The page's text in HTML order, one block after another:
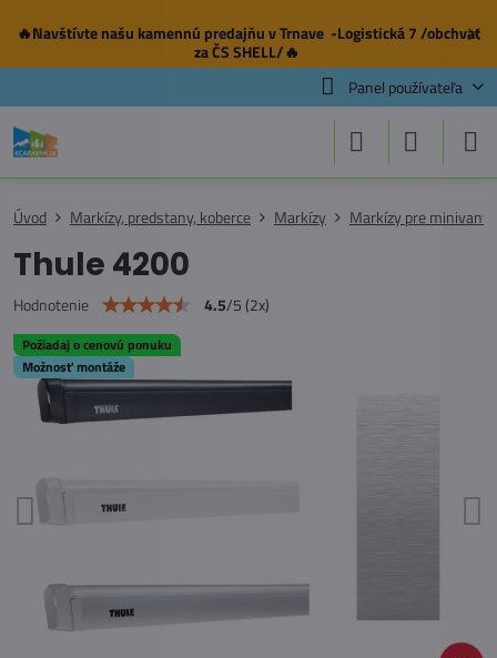
✕
🔥Navštívte našu kamennú predajňuv Trnave -Logistická 7 /obchvat
za ČS SHELL/🔥
Panel používateľa
Požiadaj o cenovú ponuku
Možnosť montáže
Úvod Markízy, predstany, koberce Markízy Markízy pre minivany
Thule 4200
Hodnotenie 4.5/5(2x)